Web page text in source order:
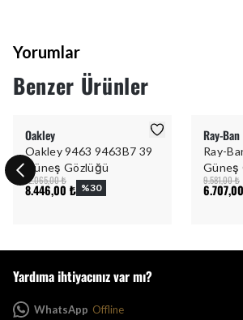
Yorumlar
Benzer Ürünler
Oakley
Oakley 9463 9463B7 39
Güneş Gözlüğü
12.065,00 ₺
8.446,00 ₺ %30
Ray-Ban
Ray-
Güneş
9.581,00 ₺
Yardıma ihtiyacınız var mı?
WhatsApp Offline